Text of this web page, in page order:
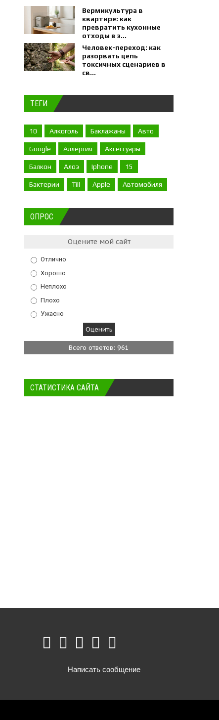
Вермикультура в
квартире: как
превратить кухонные
отходы в э...
Человек-переход: как
разорвать цепь
токсичных сценариев в
св...
ТЕГИ
10 Алкоголь Баклажаны Авто
Google Аллергия Аксессуары
Балкон Алоэ Iphone 15
Бактерии Till Apple Автомобиля
ОПРОС
Оцените мой сайт
Отлично
Хорошо
Неплохо
Плохо
Ужасно
Всего ответов: 961
СТАТИСТИКА САЙТА
Написать сообщение